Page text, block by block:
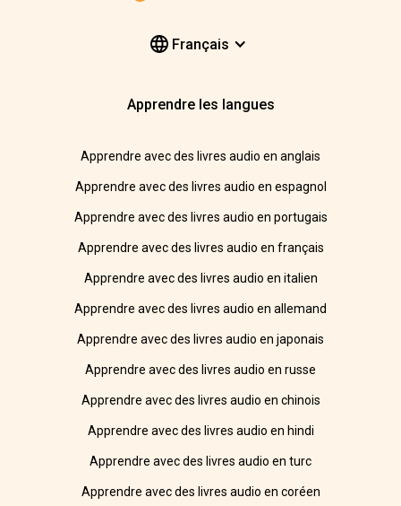
Français
Apprendre les langues
Apprendre avec des livres audio en anglais
Apprendre avec des livres audio en espagnol
Apprendre avec des livres audio en portugais
Apprendre avec des livres audio en français
Apprendre avec des livres audio en italien
Apprendre avec des livres audio en allemand
Apprendre avec des livres audio en japonais
Apprendre avec des livres audio en russe
Apprendre avec des livres audio en chinois
Apprendre avec des livres audio en hindi
Apprendre avec des livres audio en turc
Apprendre avec des livres audio en coréen